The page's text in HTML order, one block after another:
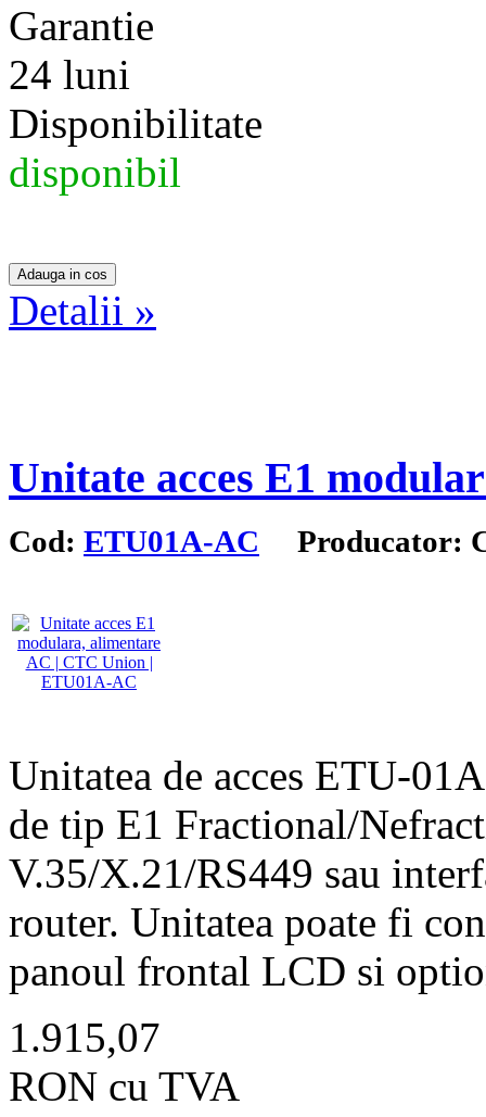
Garantie
24 luni
Disponibilitate
disponibil
Detalii »
Unitate acces E1
Cod: ETU01A-AC Producator:
Unitatea de acces ETU-
de tip E1 Fractional/
V.35/X.21/RS449 sau
router. Unitatea poate fi
panoul frontal LCD si
1.915,07
RON cu TVA